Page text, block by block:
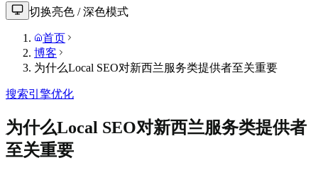
切换亮色 / 深色模式
首页
博客
为什么Local SEO对新西兰服务类提供者至关重要
搜索引擎优化
为什么Local SEO对新西兰服务类提供者
至关重要